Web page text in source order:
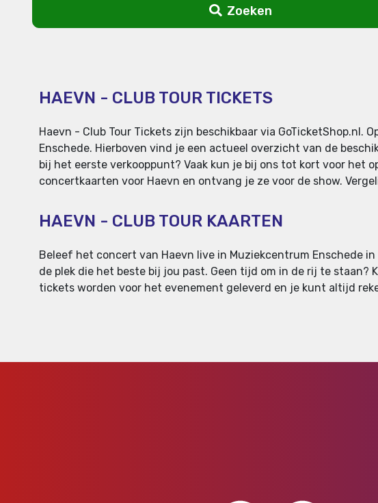
Zoeken
HAEVN - CLUB TOUR TICKETS
Haevn - Club Tour Tickets zijn beschikbaar via GoTicketShop.nl.
Enschede. Hierboven vind je een actueel overzicht van de
bij het eerste verkooppunt? Vaak kun je bij ons tot kort voor het
concertkaarten voor Haevn en ontvang je ze voor de show.
HAEVN - CLUB TOUR KAARTEN
Beleef het concert van Haevn live in Muziekcentrum Enschede
de plek die het beste bij jou past. Geen tijd om in de rij te
tickets worden voor het evenement geleverd en je kunt altijd